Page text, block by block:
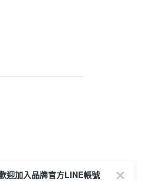
迎加入品牌官方LINE帳號